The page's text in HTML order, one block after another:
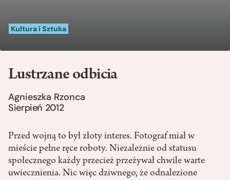
Kultura i Sztuka
Lustrzane odbicia
Agnieszka Rzonca
Sierpień 2012
Przed wojną to był złoty interes. Fotograf miał w
mieście pełne ręce roboty. Niezależnie od statusu
społecznego każdy przecież przeżywał chwile warte
uwiecznienia. Nic więc dziwnego, że odnalezione